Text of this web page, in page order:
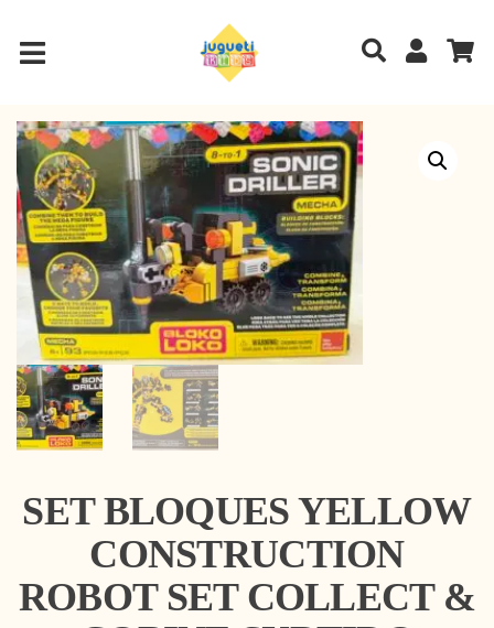
SET BLOQUES YELLOW
CONSTRUCTION
ROBOT SET COLLECT &